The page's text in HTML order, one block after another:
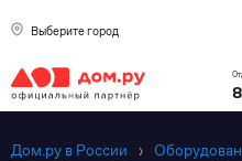
Выберите город
Дом.ру в России ›